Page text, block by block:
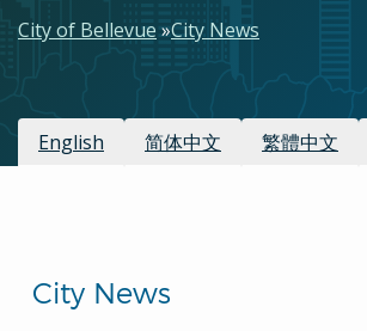
Ruta
navegación
City of Bellevue City News
Traducciones disponibles:
English 简体中文 繁體中文
City News